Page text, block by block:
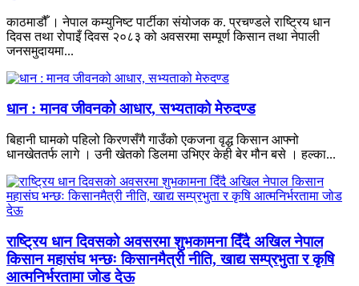
काठमाडौँ । नेपाल कम्युनिष्ट पार्टीका संयोजक क. प्रचण्डले राष्ट्रिय धान
दिवस तथा रोपाइँ दिवस २०८३ को अवसरमा सम्पूर्ण किसान तथा नेपाली
जनसमुदायमा...
धान : मानव जीवनको आधार, सभ्यताको मेरुदण्ड
बिहानी घामको पहिलो किरणसँगै गाउँको एकजना वृद्ध किसान आफ्नो
धानखेततर्फ लागे । उनी खेतको डिलमा उभिएर केही बेर मौन बसे । हल्का...
राष्ट्रिय धान दिवसको अवसरमा शुभकामना दिँदै अखिल नेपाल
किसान महासंघ भन्छः किसानमैत्री नीति, खाद्य सम्प्रभुता र कृषि
आत्मनिर्भरतामा जोड देऊ